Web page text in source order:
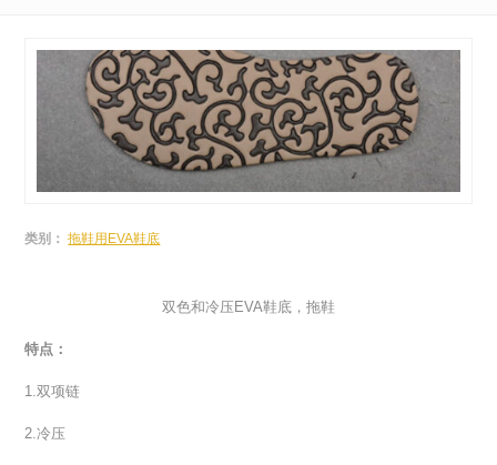
类别： 拖鞋用EVA鞋底
双色和冷压EVA鞋底，拖鞋
特点：
1.双项链
2.冷压